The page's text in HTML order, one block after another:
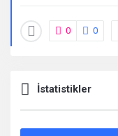
0 0
İstatistikler